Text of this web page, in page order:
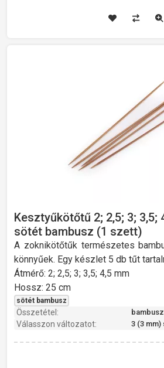
Kesztyűkötőtű 2; 2,5; 3; 3,5;
sötét bambusz (1 szett)
A zoknikötőtűk természetes
könnyűek. Egy készlet 5 db tűt
Átmérő: 2; 2,5; 3; 3,5; 4,5 mm
Hossz: 25 cm
sötét bambusz
Összetétel: bambusz
Válasszon változatot: 3 (3